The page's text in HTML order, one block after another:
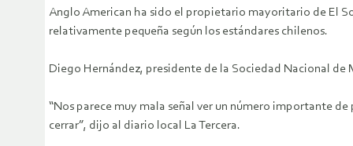
Anglo American ha sido el propietario mayoritario de El
relativamente pequeña según los estándares chilenos.
Diego Hernández, presidente de la Sociedad Nacional de
“Nos parece muy mala señal ver un número importante
cerrar”, dijo al diario local La Tercera.